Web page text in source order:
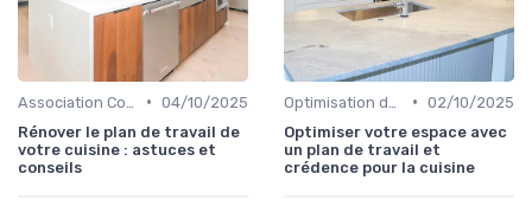
• 04/10/2025
Rénover le plan de travail de
votre cuisine : astuces et
conseils
• 02/10/2025
Optimiser votre espace avec
un plan de travail et
crédence pour la cuisine